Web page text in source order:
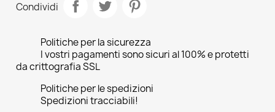
Condividi
Politiche per la sicurezza
I vostri pagamenti sono sicuri al 100% e protetti
da crittografia SSL
Politiche per le spedizioni
Spedizioni tracciabili!